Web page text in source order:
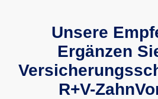
Unsere
Ergänzen
R+V-